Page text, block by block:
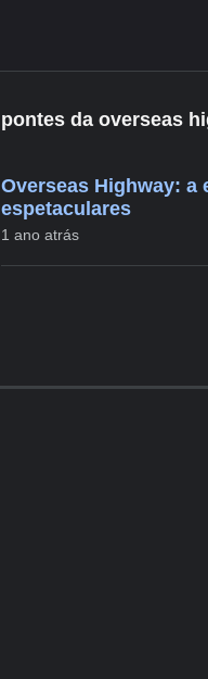
pontes da overseas
Overseas Highway: a
espetaculares
1 ano atrás